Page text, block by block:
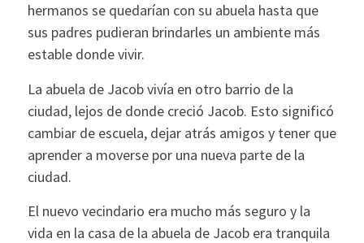
hermanos se quedarían con su abuela hasta que
sus padres pudieran brindarles un ambiente más
estable donde vivir.
La abuela de Jacob vivía en otro barrio de la
ciudad, lejos de donde creció Jacob. Esto significó
cambiar de escuela, dejar atrás amigos y tener que
aprender a moverse por una nueva parte de la
ciudad.
El nuevo vecindario era mucho más seguro y la
vida en la casa de la abuela de Jacob era tranquila